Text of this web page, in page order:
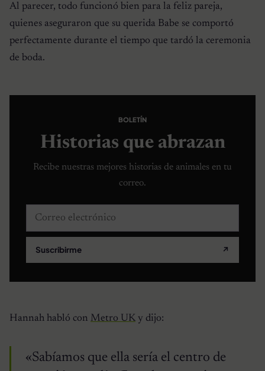
Al parecer, todo funcionó bien para la feliz pareja,
quienes aseguraron que su querida Babe se comportó
perfectamente durante el tiempo que tardó la ceremonia
de boda.
BOLETÍN
Historias que abrazan
Recibe nuestras mejores historias de animales en tu
correo.
Correo electrónico
Suscribirme ↗
Hannah habló con Metro UK y dijo:
«Sabíamos que ella sería el centro de